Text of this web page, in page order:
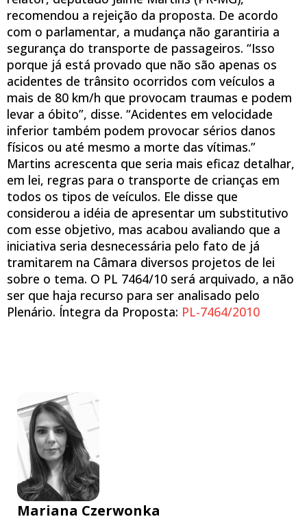
recomendou a rejeição da proposta. De acordo
com o parlamentar, a mudança não garantiria a
segurança do transporte de passageiros. “Isso
porque já está provado que não são apenas os
acidentes de trânsito ocorridos com veículos a
mais de 80 km/h que provocam traumas e podem
levar a óbito”, disse. “Acidentes em velocidade
inferior também podem provocar sérios danos
físicos ou até mesmo a morte das vítimas.”
Martins acrescenta que seria mais eficaz detalhar,
em lei, regras para o transporte de crianças em
todos os tipos de veículos. Ele disse que
considerou a idéia de apresentar um substitutivo
com esse objetivo, mas acabou avaliando que a
iniciativa seria desnecessária pelo fato de já
tramitarem na Câmara diversos projetos de lei
sobre o tema. O PL 7464/10 será arquivado, a não
ser que haja recurso para ser analisado pelo
Plenário. Íntegra da Proposta: PL-7464/2010
Mariana Czerwonka